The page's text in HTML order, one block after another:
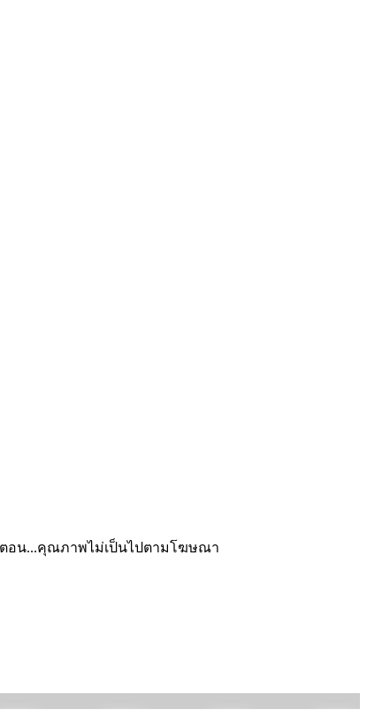
อน...คุณภาพไม่เป็นไปตามโฆษณา